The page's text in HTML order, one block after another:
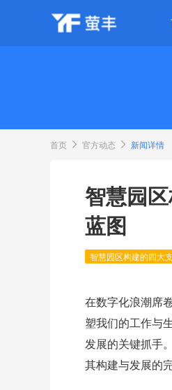
首页 官方动态 新闻详情
智慧园
蓝图
智慧园区构建的四大
在数字化浪潮席
塑我们的工作与
发展的关键抓手
其构建与发展的